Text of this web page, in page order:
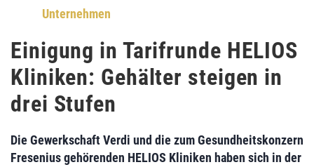
Unternehmen
Einigung in Tarifrunde HELIOS
Kliniken: Gehälter steigen in
drei Stufen
Die Gewerkschaft Verdi und die zum Gesundheitskonzern
Fresenius gehörenden HELIOS Kliniken haben sich in der